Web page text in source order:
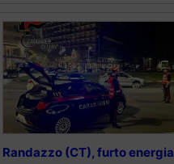
Randazzo (CT), furto energia